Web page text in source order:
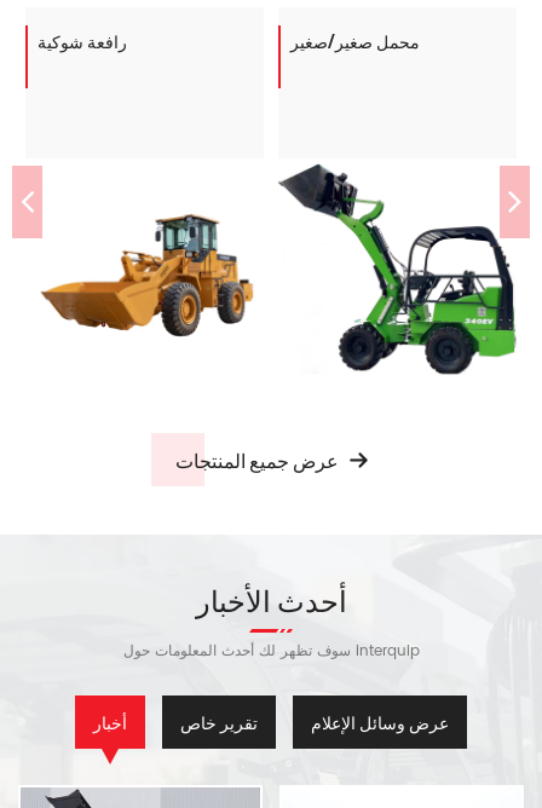
رافعة شوكية محمل صغير/صغير
أحدث الأخبار
سوف تظهر لك أحدث المعلومات حول interquip
أخبار تقرير خاص عرض وسائل الإعلام